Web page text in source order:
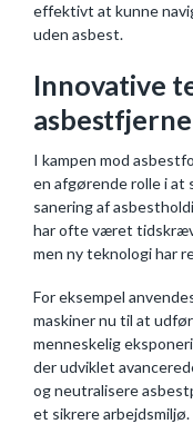
effektivt at kunne
uden asbest.
Innovative
I kampen mod
en afgørende rolle i at
sanering af
har ofte været
men ny teknologi har
For eksempel
maskiner nu til at
menneskelig
der udviklet
og neutralisere
et sikrere arbejdsmiljø.